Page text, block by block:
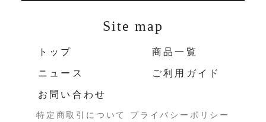
Site map
トップ 商品一覧
ニュース ご利用ガイド
お問い合わせ
特定商取引について プライバシーポリシー